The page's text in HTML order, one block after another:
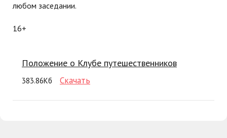
любом заседании.
16+
Положение о Клубе путешественников
383.86Кб Скачать